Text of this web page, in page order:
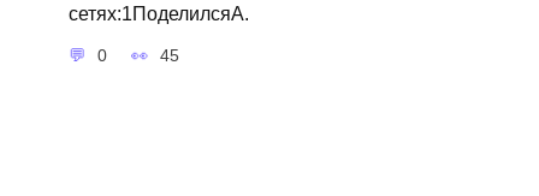
сетях:1ПоделилсяA.
0 45